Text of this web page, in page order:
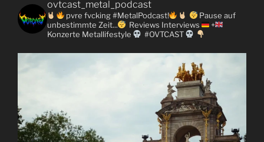
ovtcast_metal_podcast
pvre fvcking #MetalPodcast!
Pause auf
unbestimmte Zeit...
Reviews Interviews
+
Konzerte Metallifestyle #OVTCAST